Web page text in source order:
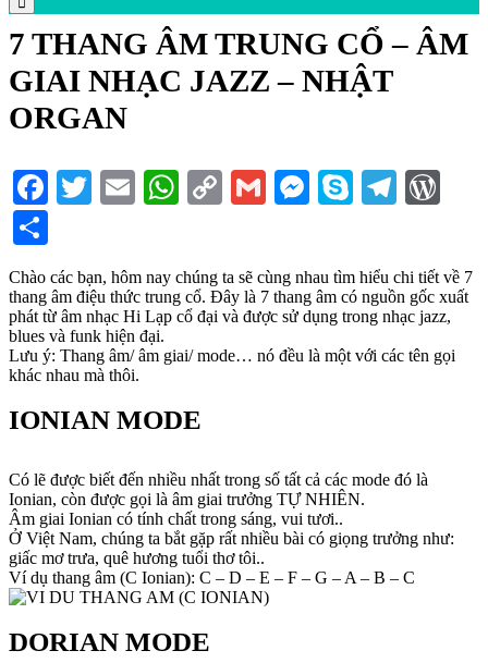
7 THANG ÂM TRUNG CỔ – ÂM
GIAI NHẠC JAZZ – NHẬT
ORGAN
Facebook
TwitterEmailWhatsApp
CopyGmailMessenger
Skype
Chào các bạn, hôm nay chúng ta sẽ cùng nhau tìm hiểu chi tiết về 7
thang âm điệu thức trung cổ. Đây là 7 thang âm có nguồn gốc xuất
phát từ âm nhạc Hi Lạp cổ đại và được sử dụng trong nhạc jazz,
blues và funk hiện đại.
Lưu ý: Thang âm/ âm giai/ mode… nó đều là một với các tên gọi
khác nhau mà thôi.
IONIAN MODE
Có lẽ được biết đến nhiều nhất trong số tất cả các mode đó là
Ionian, còn được gọi là âm giai trưởng TỰ NHIÊN.
Âm giai Ionian có tính chất trong sáng, vui tươi..
Ở Việt Nam, chúng ta bắt gặp rất nhiều bài có giọng trưởng như:
giấc mơ trưa, quê hương tuổi thơ tôi..
Ví dụ thang âm (C Ionian): C – D – E – F – G – A – B – C
DORIAN MODE